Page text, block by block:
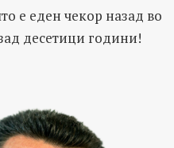
е еден чекор назад во
десетици години!